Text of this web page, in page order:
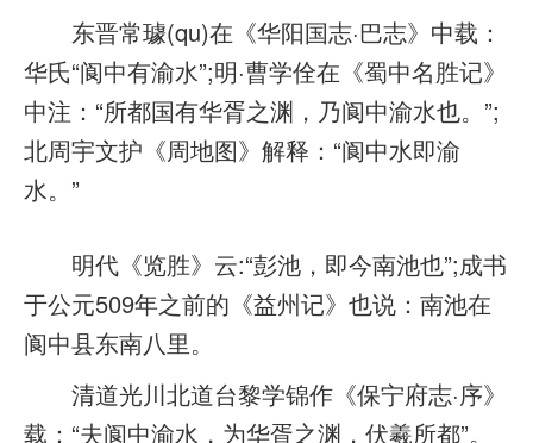
东晋常璩(qu)在《华阳国志·巴志》中载：
华氏“阆中有渝水”;明·曹学佺在《蜀中名胜记》
中注：“所都国有华胥之渊，乃阆中渝水也。”;
北周宇文护《周地图》解释：“阆中水即渝
水。”
明代《览胜》云:“彭池，即今南池也”;成书
于公元509年之前的《益州记》也说：南池在
阆中县东南八里。
清道光川北道台黎学锦作《保宁府志·序》
载：“夫阆中渝水，为华胥之渊，伏羲所都”。